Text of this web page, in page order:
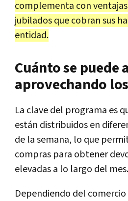
complementa con
jubilados que cobran sus
entidad.
Cuánto se puede
aprovechando
La clave del programa es
están distribuidos en
de la semana, lo que
compras para obtener
elevadas a lo largo del mes.
Dependiendo del